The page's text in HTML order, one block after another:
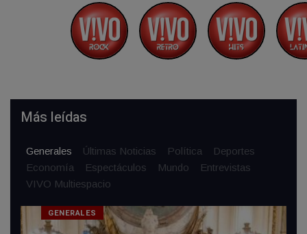
Más leídas
Generales Últimas Noticias Política
Deportes
Economía
Espectáculos Mundo
Entrevistas
VIVO Multiespacio
GENERALES